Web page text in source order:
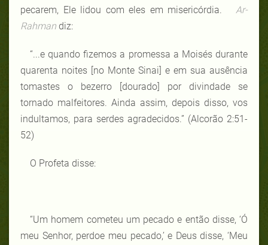
pecarem, Ele lidou com eles em misericórdia. Ar-
Rahman diz:
“...e quando fizemos a promessa a Moisés durante
quarenta noites [no Monte Sinai] e em sua ausência
tomastes o bezerro [dourado] por divindade se
tornado malfeitores. Ainda assim, depois disso, vos
indultamos, para serdes agradecidos.” (Alcorão 2:51-
52)
O Profeta disse:
“Um homem cometeu um pecado e então disse, ‘Ó
meu Senhor, perdoe meu pecado,’ e Deus disse, ‘Meu